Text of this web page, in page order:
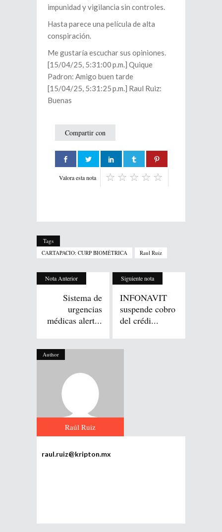
impunidad y vigilancia sin controles.
Hasta parece una película de alta
conspiración.
Me gustaría escuchar sus opiniones.
[15/04/25, 5:31:00 p.m.] Quique
Padron: Amigo buen tarde
[15/04/25, 5:31:25 p.m.] Raul Ruiz:
Buenas
Compartir con
Valora esta nota
Tags
CARTAPACIO: CURP BIOMÉTRICA
Raul Ruiz
Nota Anterior
Sistema de
urgencias
médicas alert...
Siguiente nota
INFONAVIT
suspende cobro
del crédi...
Author
Raúl Ruiz
raul.ruiz@kripton.mx